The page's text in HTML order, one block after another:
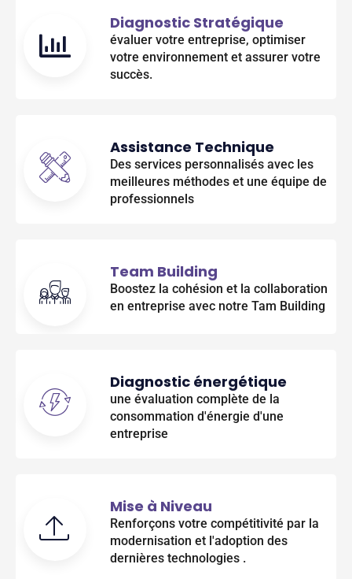
Diagnostic Stratégique
évaluer votre entreprise, optimiser
votre environnement et assurer votre
succès.
Assistance Technique
Des services personnalisés avec les
meilleures méthodes et une équipe de
professionnels
Team Building
Boostez la cohésion et la collaboration
en entreprise avec notre Tam Building
Diagnostic énergétique
une évaluation complète de la
consommation d'énergie d'une
entreprise
Mise à Niveau
Renforçons votre compétitivité par la
modernisation et l'adoption des
dernières technologies .